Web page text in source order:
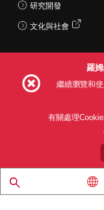
研究開發
文化與社會
關於本
© 1997 - 2026
羅
繼續瀏覽和
有關處理